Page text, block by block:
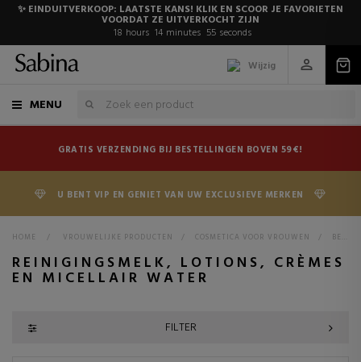
✨ EINDUITVERKOOP: LAATSTE KANS! KLIK EN SCOOR JE FAVORIETEN
VOORDAT ZE UITVERKOCHT ZIJN
18 hours 14 minutes 54 seconds
Wijzig
MENU
GRATIS VERZENDING BIJ BESTELLINGEN BOVEN 59€!
U BENT VIP EN GENIET VAN UW EXCLUSIEVE MERKEN
HOME > VROUWELIJKE PRODUCTEN > COSMETICA VOOR VROUWEN > BEHANDELINGEN VOOR VROUWEN
REINIGINGSMELK, LOTIONS, CRÈMES
EN MICELLAIR WATER
FILTER